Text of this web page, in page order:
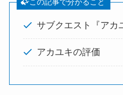
サブクエスト『アカ
アカユキの評価